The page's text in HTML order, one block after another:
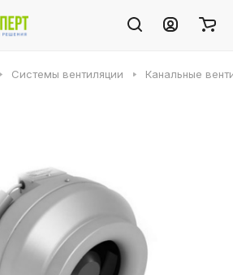
Системы вентиляции Канальные